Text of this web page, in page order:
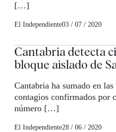
[…]
El Independiente03 / 07 / 2020
Cantabria detecta
bloque aislado de
Cantabria ha sumado en
contagios confirmados por
número […]
El Independiente28 / 06 / 2020